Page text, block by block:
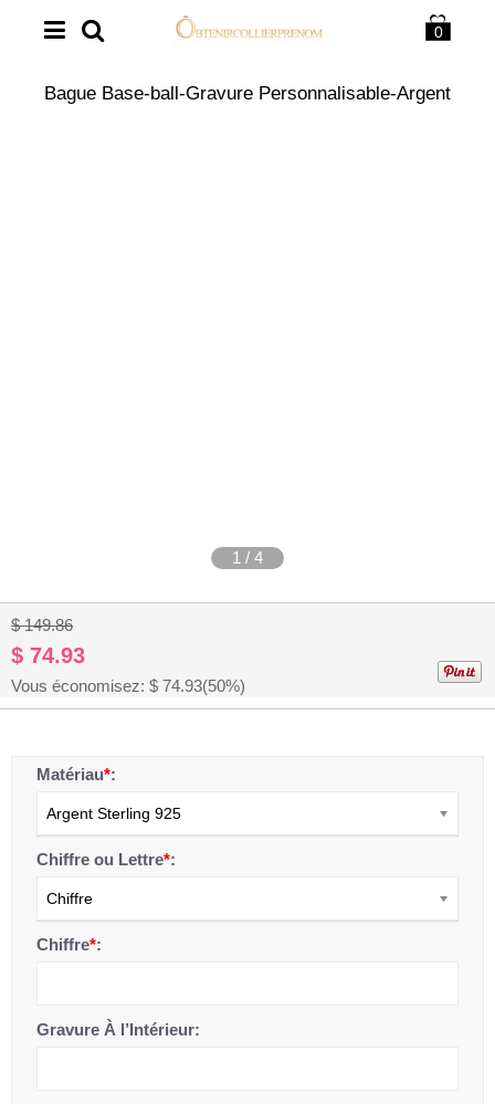
0
Bague Base-ball-Gravure Personnalisable-Argent
1 / 4
$ 149.86
$ 74.93
Vous économisez: $ 74.93(50%)
Matériau*:
Argent Sterling 925
Chiffre ou Lettre*:
Chiffre
Chiffre*:
Gravure À l’Intérieur: